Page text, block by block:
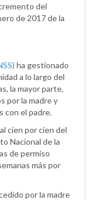
del
de 2017 de la
ha gestionado
a lo largo del
la mayor parte,
por la madre y
con el padre.
cien por cien del
Nacional de la
de permiso
más por
por la madre